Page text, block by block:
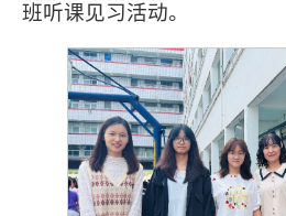
班听课见习活动。